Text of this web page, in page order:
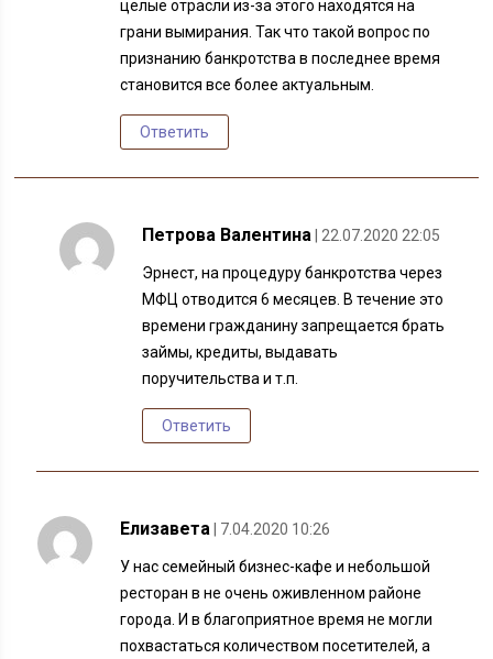
целые отрасли из-за этого находятся на
грани вымирания. Так что такой вопрос по
признанию банкротства в последнее время
становится все более актуальным.
Ответить
Петрова Валентина | 22.07.2020 22:05
Эрнест, на процедуру банкротства через
МФЦ отводится 6 месяцев. В течение это
времени гражданину запрещается брать
займы, кредиты, выдавать
поручительства и т.п.
Ответить
Елизавета | 7.04.2020 10:26
У нас семейный бизнес-кафе и небольшой
ресторан в не очень оживленном районе
города. И в благоприятное время не могли
похвастаться количеством посетителей, а